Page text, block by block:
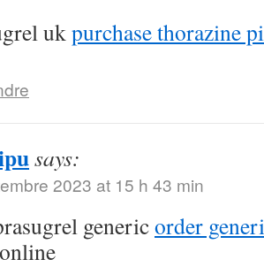
ukpurchase thorazine
says:
2023 at 15 h 43 min
genericorder